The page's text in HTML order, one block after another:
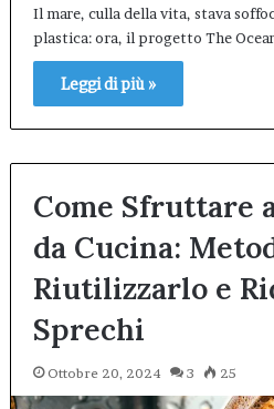
Il mare, culla della vita, stava
plastica: ora, il progetto The
Leggi di più »
Come Sfruttare
da Cucina:
Riutilizzarlo e
Sprechi
Ottobre 20, 2024 3 25